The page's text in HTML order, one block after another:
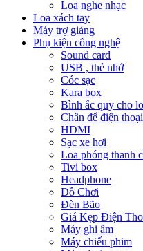
Loa nghe nhạc
Loa xách tay
Máy trợ giảng
Phụ kiện công nghệ
Sound card
USB , thẻ nhớ
Cóc sạc
Kara box
Bình ắc quy cho
Chân để điện
HDMI
Sạc xe hơi
Loa phóng thanh
Tivi box
Headphone
Đồ Chơi
Đèn Bão
Giá Kẹp Điện
Máy ghi âm
Máy chiếu phim